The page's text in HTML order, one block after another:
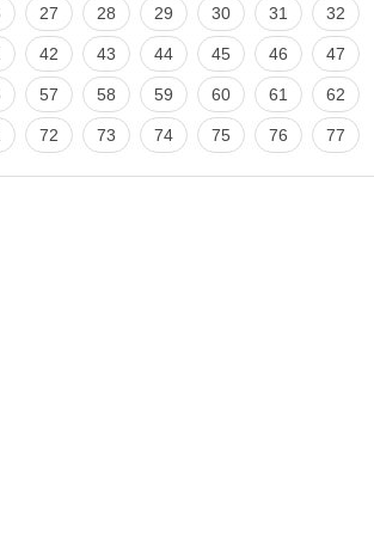
27 28 29 30 31 32
42 43 44 45 46 47
57 58 59 60 61 62
72 73 74 75 76 77